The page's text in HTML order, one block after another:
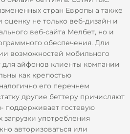
стран Европы а также
не только веб-дизайн и
веб-сайта Мелбет, но и
обеспечения. Дли
возможностей мобильного
для айфонов клиенты компании
как крепостью
его перечнем
другие беттеру причисляют
поддерживает гостевую
загрузки употребления
авторизоваться или